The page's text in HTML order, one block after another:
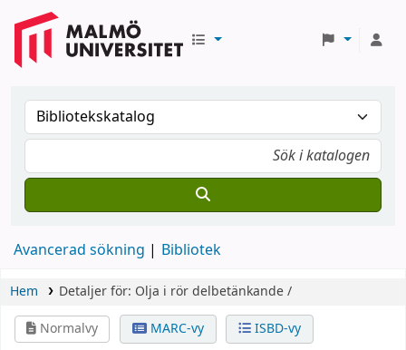
Avancerad sökning Bibliotek
Hem Detaljer för: Olja i rördelbetänkande /
Normalvy
MARC-vy ISBD-vy